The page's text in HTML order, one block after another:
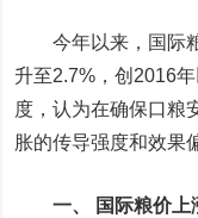
今年以来，国际粮
升至2.7%，创2016
度，认为在确保口粮
胀的传导强度和效果
一、 国际粮价上